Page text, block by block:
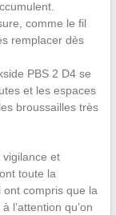
comme le fil
remplacer dès
PBS 2 D4 se
et les espaces
broussailles très
vigilance et
toute la
compris que la
l’attention qu’on